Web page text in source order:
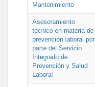
Mantenimiento
Asesoramiento
técnico en materia de
prevención laboral por
parte del Servicio
Integrado de
Prevención y Salud
Laboral